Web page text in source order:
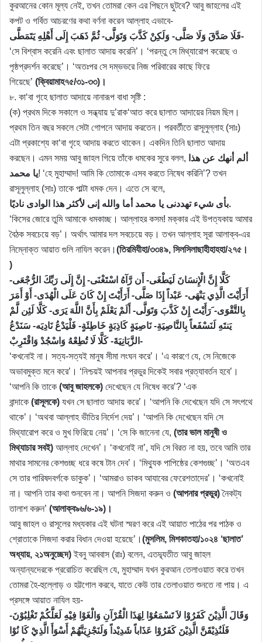
কুরআনের কোন মূল্য নেই, তখন তোমরা কেন এর পিছনে ছুটবে? আবু জাহলের এই
কপট ও গর্বিত আচরণের কথা বর্ণনা করেন আল্লাহ এভাবে-
فَلَا صَدَّقَ وَلَا صَلَّى- وَلَكِنْ كَذَّبَ وَتَوَلَّى- ثُمَّ ذَهَبَ إِلَى أَهْلِهِ يَتَمَطَّى-
‘সে বিশ্বাস করেনি এবং ছালাত আদায় করেনি’। ‘পরন্তু সে মিথ্যারোপ করেছে ও
পৃষ্ঠপ্রদর্শন করেছে’। ‘অতঃপর সে দম্ভভরে নিজ পরিবারের কাছে ফিরে
গিয়েছে’ (ক্বিয়ামাহ৭৫/৩১-৩৩)।
৮. কা‘বা গৃহে ছালাত আদায়ে নানারূপ বাধা সৃষ্টি :
(ক) প্রথম দিকে সকালে ও সন্ধ্যায় দু’রাক‘আত করে ছালাত আদায়ের নিয়ম ছিল।
প্রথম তিন বছর সকলে সেটা গোপনে আদায় করতেন। পরবর্তীতে রাসূলুল্লাহ (সাঃ)
এটা প্রকাশ্যে কা‘বা গৃহে আদায় করতে থাকেন। একদিন তিনি ছালাত আদায়
করছেন। এমন সময় আবু জাহল গিয়ে তাঁকে ধমকের সুরে বলল,
يا محمد! ‘হে মুহাম্মাদ! আমি কি তোমাকে এসব করতে নিষেধ করিনি’? তখন
রাসূলুল্লাহ (সাঃ) তাকে পাল্টা ধমক দেন। এতে সে বলে,
بأى شيء تهددنى يا محمد أما والله إنى لأكثر هذا الوادى ناديًا.
‘কিসের জোরে তুমি আমাকে ধমকাচ্ছ। আল্লাহর কসম! মক্কার এই উপত্যকায় আমার
বৈঠক সবচেয়ে বড়’। অর্থাৎ আমার দল সবচেয়ে বড়। তখন আল্লাহ সূরা আলাক্ব-এর
নিম্নোক্ত আয়াত গুলি নাযিল করেন। (তিরমিযীহা/৩৩৪৯, সিলসিলাছাহীহাহহা/২৭৫।
)
كَلَّا إِنَّ الْإِنسَانَ لَيَطْغَى- أَن رَّآهُ اسْتَغْنَى- إِنَّ إِلَى رَبِّكَ الرُّجْعَى-
أَرَأَيْتَ الَّذِي يَنْهَى- عَبْداً إِذَا صَلَّى- أَرَأَيْتَ إِنْ كَانَ عَلَى الْهُدَى- أَوْ أَمَرَ
بِالتَّقْوَى- َرَأَيْتَ إِنْ كَذَّبَ وَتَوَلَّى- أَلَمْ يَعْلَمْ بِأَنَّ اللَّهَ يَرَى- كَلَّا لَئِن لَّمْ
يَنتَهِ لَنَسْفَعاً بِالنَّاصِيَةِ- نَاصِيَةٍ كَاذِبَةٍ خَاطِئَةٍ- فَلْيَدْعُ نَادِيَه- سَنَدْعُ
الزَّبَانِيَةَ- كَلَّا لَا تُطِعْهُ وَاسْجُدْ وَاقْتَرِبْ-
‘কখনোই না। সত্য-সত্যই মানুষ সীমা লংঘন করে’। ‘এ কারণে যে, সে নিজেকে
অভাবমুক্ত মনে করে’। ‘নিশ্চয়ই আপনার প্রভুর দিকেই সবার প্রত্যাবর্তন হবে’।
‘আপনি কি তাকে (আবু জাহলকে) দেখেছেন যে নিষেধ করে’? ‘এক
বান্দাকে (রাসূলকে) যখন সে ছালাত আদায় করে’। ‘আপনি কি দেখেছেন যদি সে সৎপথে
থাকে’। ‘অথবা আল্লাহ ভীতির নির্দেশ দেয়’। ‘আপনি কি দেখেছেন যদি সে
মিথ্যারোপ করে ও মুখ ফিরিয়ে নেয়’। ‘সে কি জানেনা যে, (তার ভাল মানুষী ও
মিথ্যাচার সবই) আল্লাহ দেখেন’। ‘কখনোই না’, যদি সে বিরত না হয়, তবে আমি তার
মাথার সামনের কেশগুচ্ছ ধরে কষে টান দেব’। ‘মিথ্যুক পাপিষ্ঠের কেশগুচ্ছ’। ‘অতএব
সে তার পারিষদবর্গকে ডাকুক’। ‘আমরাও ডাকব আযাবের ফেরেশতাদের’। ‘কখনোই
না। আপনি তার কথা শুনবেন না। আপনি সিজদা করুন ও (আপনার প্রভুর)নৈকট্য
তালাশ করুন’ (আলাক্ব৯৬/৬-১৯)।
আবু জাহল ও রাসূলের মধ্যকার এই ঘটনা স্মরণ করে এই আয়াত পাঠের পর পাঠক ও
শ্রোতাকে সিজদা করার বিধান দেওয়া হয়েছে’। (মুসলিম, মিশকাতহা/১০২৪ ‘ছালাত’
অধ্যায়, ২১অনুচ্ছেদ)ইবনু আববাস (রাঃ) বলেন, এতদ্ব্যতীত আবু জাহল
অন্যান্যদেরকে প্ররোচিত করেছিল যে, মুহাম্মাদ যখন কুরআন তেলাওয়াত করে তখন
তোমরা হৈ-হুল্লোড় ও হট্টগোল করবে, যাতে কেউ তার তেলাওয়াত শুনতে না পায়। এ
প্রসঙ্গে আয়াত নাযিল হয়-
وَقَالَ الَّذِيْنَ كَفَرُوْا لاَ تَسْمَعُوْا لِهَذَا الْقُرْآنِ وَالْغَوْا فِيْهِ لَعَلَّكُمْ تَغْلِبُوْنَ-
فَلَنُذِيْقَنَّ الَّذِيْنَ كَفَرُوْا عَذَاباً شَدِيْداً وَلَنَجْزِيَنَّهُمْ أَسْوَأَ الَّذِيْ كَا نُوْا